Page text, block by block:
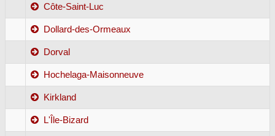
Côte-Saint-Luc
Dollard-des-Ormeaux
Dorval
Hochelaga-Maisonneuve
Kirkland
L'Île-Bizard